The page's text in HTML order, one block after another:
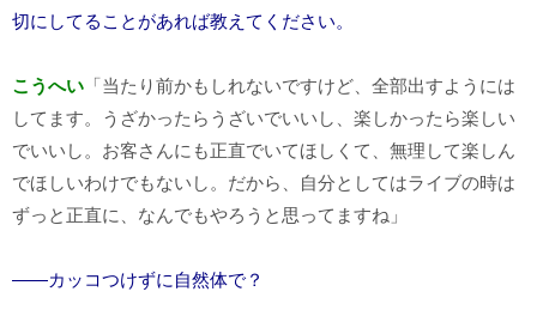
切にしてることがあれば教えてください。
こうへい 「当たり前かもしれないですけど、全部出すようには
してます。うざかったらうざいでいいし、楽しかったら楽しい
でいいし。お客さんにも正直でいてほしくて、無理して楽しん
でほしいわけでもないし。だから、自分としてはライブの時は
ずっと正直に、なんでもやろうと思ってますね」
――カッコつけずに自然体で？